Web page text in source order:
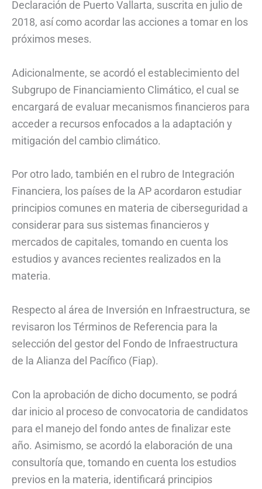
Declaración de Puerto Vallarta, suscrita en julio de
2018, así como acordar las acciones a tomar en los
próximos meses.
Adicionalmente, se acordó el establecimiento del
Subgrupo de Financiamiento Climático, el cual se
encargará de evaluar mecanismos financieros para
acceder a recursos enfocados a la adaptación y
mitigación del cambio climático.
Por otro lado, también en el rubro de Integración
Financiera, los países de la AP acordaron estudiar
principios comunes en materia de ciberseguridad a
considerar para sus sistemas financieros y
mercados de capitales, tomando en cuenta los
estudios y avances recientes realizados en la
materia.
Respecto al área de Inversión en Infraestructura, se
revisaron los Términos de Referencia para la
selección del gestor del Fondo de Infraestructura
de la Alianza del Pacífico (Fiap).
Con la aprobación de dicho documento, se podrá
dar inicio al proceso de convocatoria de candidatos
para el manejo del fondo antes de finalizar este
año. Asimismo, se acordó la elaboración de una
consultoría que, tomando en cuenta los estudios
previos en la materia, identificará principios